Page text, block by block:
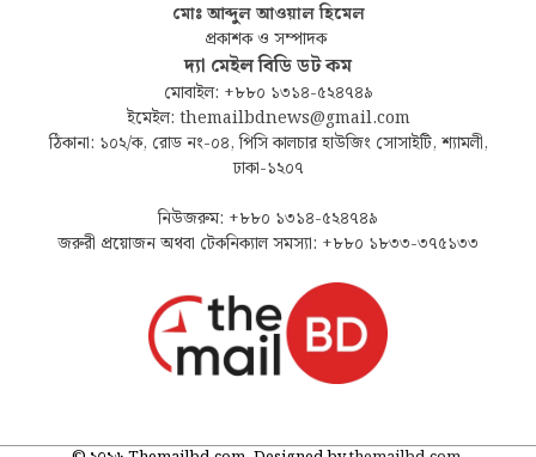
মোঃ আব্দুল আওয়াল হিমেল
প্রকাশক ও সম্পাদক
দ্যা মেইল বিডি ডট কম
মোবাইল: +৮৮০ ১৩১৪-৫২৪৭৪৯
ইমেইল: themailbdnews@gmail.com
ঠিকানা: ১০২/ক, রোড নং-০৪, পিসি কালচার হাউজিং সোসাইটি, শ্যামলী,
ঢাকা-১২০৭
নিউজরুম: +৮৮০ ১৩১৪-৫২৪৭৪৯
জরুরী প্রয়োজন অথবা টেকনিক্যাল সমস্যা: +৮৮০ ১৮৩৩-৩৭৫১৩৩